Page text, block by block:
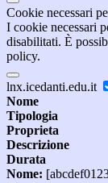
Cookie necessari
I cookie necessari
disabilitati. È
policy.
lnx.icedanti.edu.it
Nome
Tipologia
Proprieta
Descrizione
Durata
Nome: